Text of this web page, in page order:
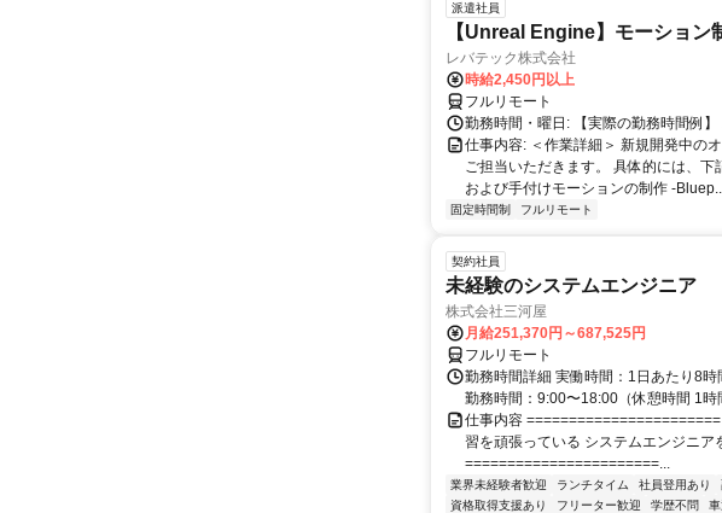
派遣社員
【Unreal Engine】モーショ
レバテック株式会社
時給2,450円以上
フルリモート
勤務時間・曜日: 【実際の勤務時間例
仕事内容: ＜作業詳細＞ 新規開発中の
ご担当いただきます。 具体的には、
および手付けモーションの制作 -
固定時間制 フルリモート
契約社員
未経験のシステムエンジニア
株式会社三河屋
月給251,370円～687,525円
フルリモート
勤務時間詳細 実働時間：1日あたり8
勤務時間：9:00〜18:00（休憩時間 1
仕事内容
習を頑張っている システムエンジニア
=======================...
業界未経験者歓迎 ランチタイム 社員登用あり
資格取得支援あり
フリーター歓迎 学歴不問